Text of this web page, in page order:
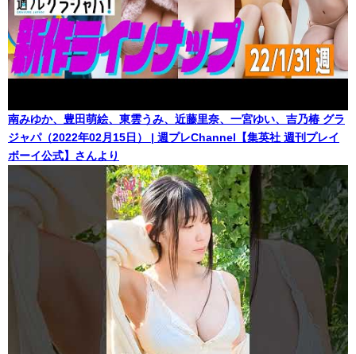
南みゆか、豊田萌絵、東雲うみ、近藤里奈、一宮ゆい、吉乃椿 グラ
ジャパ（2022年02月15日） | 週プレChannel【集英社 週刊プレイ
ボーイ公式】さんより